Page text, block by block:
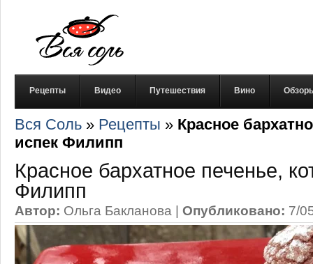
Рецепты Видео Путешествия Вино
Вся Соль » Рецепты » Красное
испек Филипп
Красное бархатное печенье,
Филипп
Автор: Ольга Бакланова | Опубликовано: 7/